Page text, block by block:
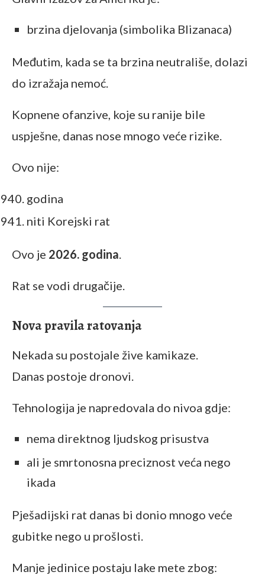
brzina djelovanja (simbolika Blizanaca)
Međutim, kada se ta brzina neutrališe, dolazi
do izražaja nemoć.
Kopnene ofanzive, koje su ranije bile
uspješne, danas nose mnogo veće rizike.
Ovo nije:
godina
niti Korejski rat
Ovo je 2026. godina.
Rat se vodi drugačije.
Nova pravila ratovanja
Nekada su postojale žive kamikaze.
Danas postoje dronovi.
Tehnologija je napredovala do nivoa gdje:
nema direktnog ljudskog prisustva
ali je smrtonosna preciznost veća nego
ikada
Pješadijski rat danas bi donio mnogo veće
gubitke nego u prošlosti.
Manje jedinice postaju lake mete zbog: